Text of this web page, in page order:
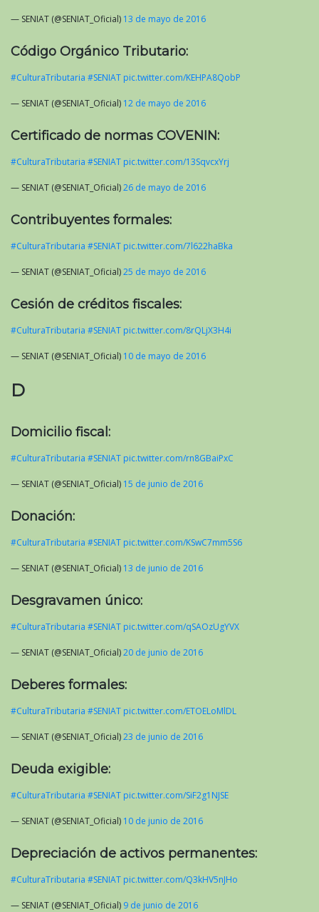
— SENIAT (@SENIAT_Oficial) 13 de mayo de 2016
Código Orgánico Tributario:
#CulturaTributaria #SENIAT pic.twitter.com/KEHPA8QobP
— SENIAT (@SENIAT_Oficial) 12 de mayo de 2016
Certificado de normas COVENIN:
#CulturaTributaria #SENIAT pic.twitter.com/13SqvcxYrj
— SENIAT (@SENIAT_Oficial)26 de mayo de 2016
Contribuyentes formales:
#CulturaTributaria #SENIAT pic.twitter.com/7l622haBka
— SENIAT (@SENIAT_Oficial)25 de mayo de 2016
Cesión de créditos fiscales:
#CulturaTributaria #SENIAT pic.twitter.com/8rQLjX3H4i
— SENIAT (@SENIAT_Oficial) 10 de mayo de 2016
D
Domicilio fiscal:
#CulturaTributaria #SENIAT pic.twitter.com/rn8GBaiPxC
— SENIAT (@SENIAT_Oficial) 15 de junio de 2016
Donación:
#CulturaTributaria #SENIAT pic.twitter.com/KSwC7mm5S6
— SENIAT (@SENIAT_Oficial) 13 de junio de 2016
Desgravamen único:
#CulturaTributaria #SENIAT pic.twitter.com/qSAOzUgYVX
— SENIAT (@SENIAT_Oficial)20 de junio de 2016
Deberes formales:
#CulturaTributaria #SENIAT pic.twitter.com/ETOELoMlDL
— SENIAT (@SENIAT_Oficial)23 de junio de 2016
Deuda exigible:
#CulturaTributaria #SENIAT pic.twitter.com/SiF2g1NJSE
— SENIAT (@SENIAT_Oficial) 10 de junio de 2016
Depreciación de activos permanentes:
#CulturaTributaria #SENIAT pic.twitter.com/Q3kHV5nJHo
— SENIAT (@SENIAT_Oficial) 9 de junio de 2016